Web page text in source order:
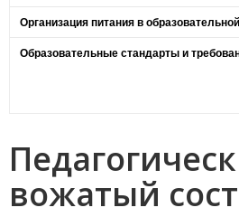
Организация питания в
Образовательные стандарты и
вожатый